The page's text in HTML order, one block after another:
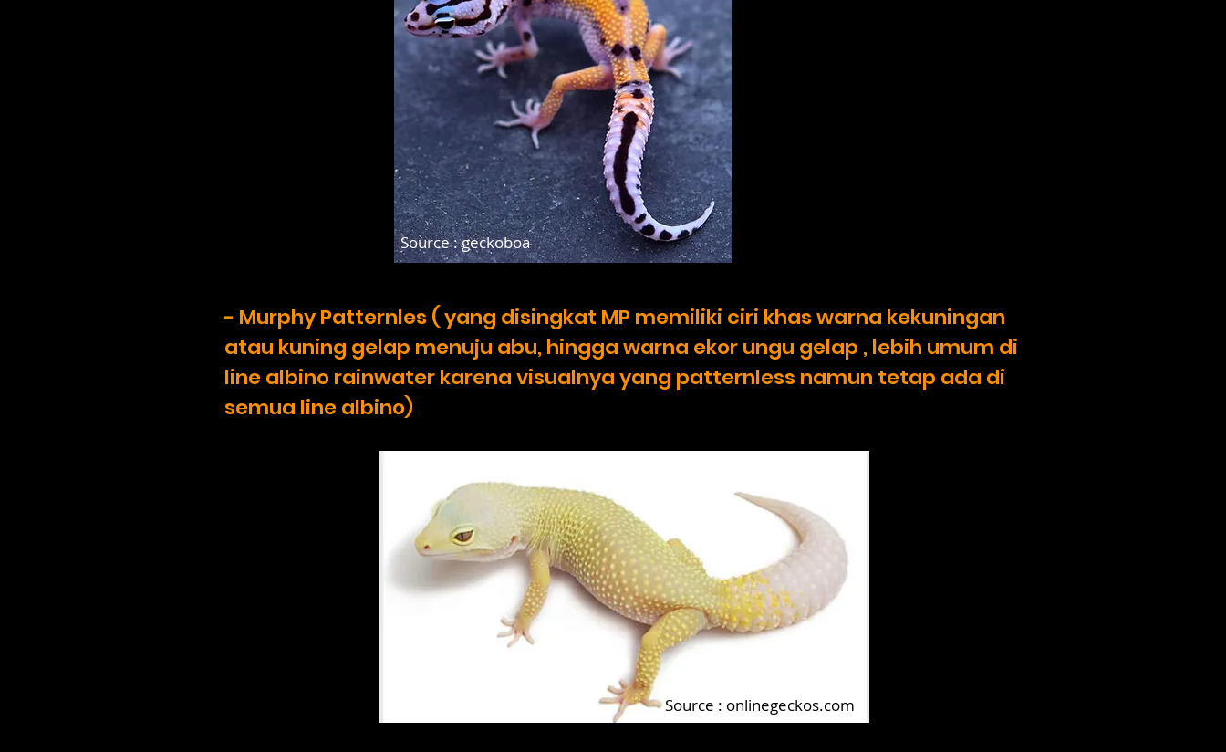
Source : geckoboa
- Murphy Patternles ( yang disingkat MP memiliki ciri khas warna kekuningan
atau kuning gelap menuju abu, hingga warna ekor ungu gelap , lebih umum di
line albino rainwater karena visualnya yang patternless namun tetap ada di
semua line albino)
Source : onlinegeckos.com